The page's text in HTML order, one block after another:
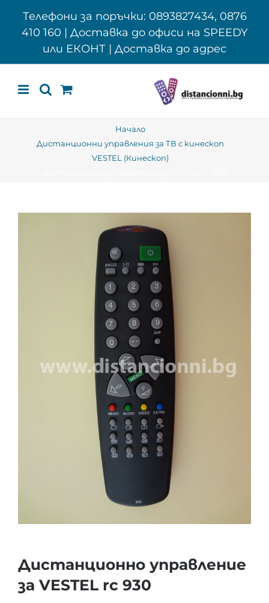
Телефони за поръчки: 0893827434, 0876
410 160 | Доставка до офиси на SPEEDY
или ЕКОНТ | Доставка до адрес
Начало
Дистанционни управления за ТВ с кинескоп
VESTEL (Кинескоп)
Дистанционно управление
за VESTEL rc 930